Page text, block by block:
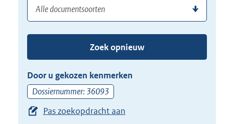
(dossier)nummer
uw
zoekterm
of
(dossier)nummer
in
of
de
pijl
beneden
toets
Zoek opnieuw
Door u gekozen kenmerken
Dossiernummer: 36093
Pas zoekopdracht aan